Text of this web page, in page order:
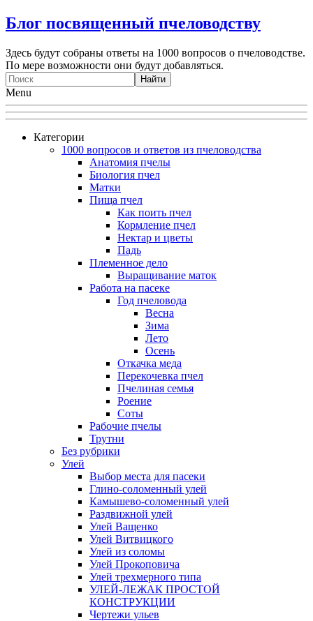
Блог посвященный пчеловодству
Здесь будут собраны ответы на 1000 вопросов о пчеловодстве.
По мере возможности они будут добавляться.
Menu
Категории
1000 вопросов и ответов из пчеловодства
Анатомия пчелы
Биология пчел
Матки
Пища пчел
Как поить пчел
Кормление пчел
Нектар и цветы
Падь
Племенное дело
Выращивание маток
Работа на пасеке
Год пчеловода
Весна
Зима
Лето
Осень
Откачка меда
Перекочевка пчел
Пчелиная семья
Роение
Соты
Рабочие пчелы
Трутни
Без рубрики
Улей
Выбор места для пасеки
Глино-соломенный улей
Камышево-соломенный улей
Раздвижной улей
Улей Ващенко
Улей Витвицкого
Улей из соломы
Улей Прокоповича
Улей трехмерного типа
УЛЕЙ-ЛЕЖАК ПРОСТОЙ
КОНСТРУКЦИИ
Чертежи ульев